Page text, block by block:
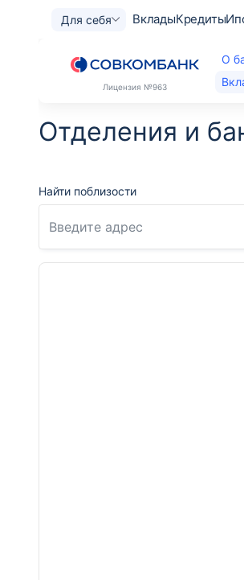
Для себя ВкладыКредиты
Лицензия №963
О
Отделения и
Найти поблизости